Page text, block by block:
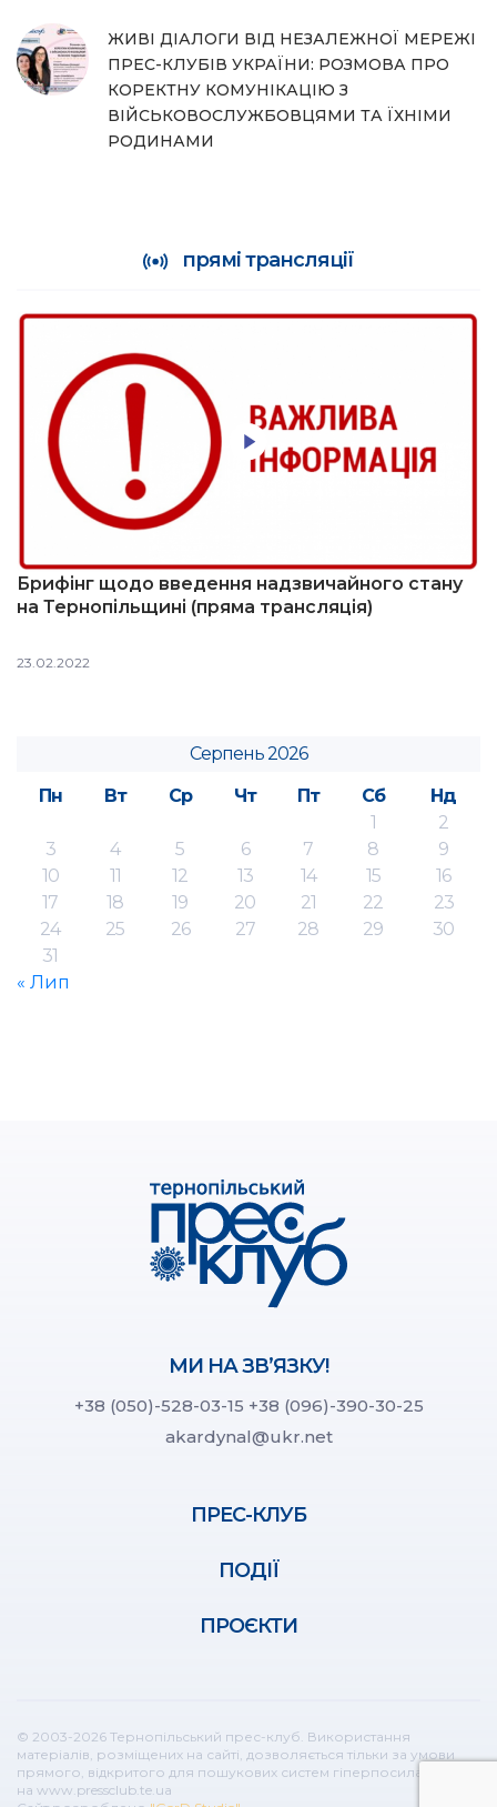
ЖИВІ ДІАЛОГИ ВІД НЕЗАЛЕЖНОЇ МЕРЕЖІ
ПРЕС-КЛУБІВ УКРАЇНИ: РОЗМОВА ПРО
КОРЕКТНУ КОМУНІКАЦІЮ З
ВІЙСЬКОВОСЛУЖБОВЦЯМИ ТА ЇХНІМИ
РОДИНАМИ
прямі трансляції
Брифінг щодо введення надзвичайного стану
на Тернопільщині (пряма трансляція)
23.02.2022
Серпень 2026
Пн
Вт Ср Чт Пт Сб
Нд
1
2
3
4 5 6 7 8
9
10
11 12 13 14 15
16
17
18 19 20 21 22
23
24
25 26 27 28 29
30
31
« Лип
МИ НА ЗВ’ЯЗКУ!
+38 (050)-528-03-15 +38 (096)-390-30-25
akardynal@ukr.net
ПРЕС-КЛУБ
ПОДІЇ
ПРОЄКТИ
© 2003-2026 Тернопільський прес-клуб. Використання
матеріалів, розміщених на сайті, дозволяється тільки за умови
прямого, відкритого для пошукових систем гіперпосилання
на www.pressclub.te.ua